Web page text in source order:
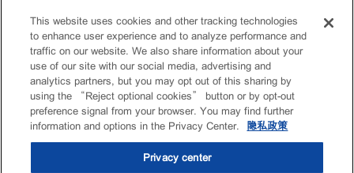
This website uses cookies and other tracking technologies
to enhance user experience and to analyze performance and
traffic on our website. We also share information about your
use of our site with our social media, advertising and
analytics partners, but you may opt out of this sharing by
using the “Reject optional cookies” button or by opt-out
preference signal from your browser. You may find further
information and options in the Privacy Center.
隐私政策
Privacy center